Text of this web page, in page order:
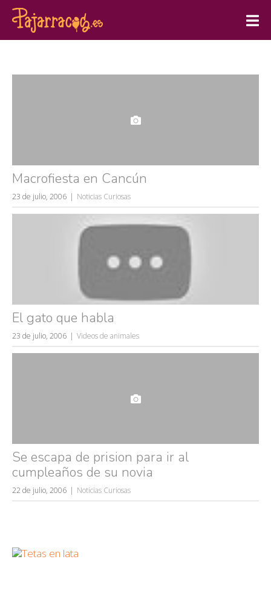
Macrofiesta en Cancún
23 de julio, 2006 Noticias Curiosas
El gato que habla
23 de julio, 2006 Videos de animales
Se escapa de prision para ir al
cumpleaños de su novia
22 de julio, 2006 Noticias Curiosas